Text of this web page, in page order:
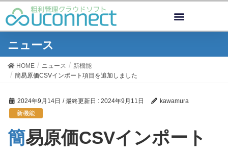
ニュース
HOME ニュース
新機能
簡易原価CSVインポート項目を追加しました
2024年9月14日 / 最終更新日 : 2024年9月11日
kawamura
新機能
簡易原価CSVインポート